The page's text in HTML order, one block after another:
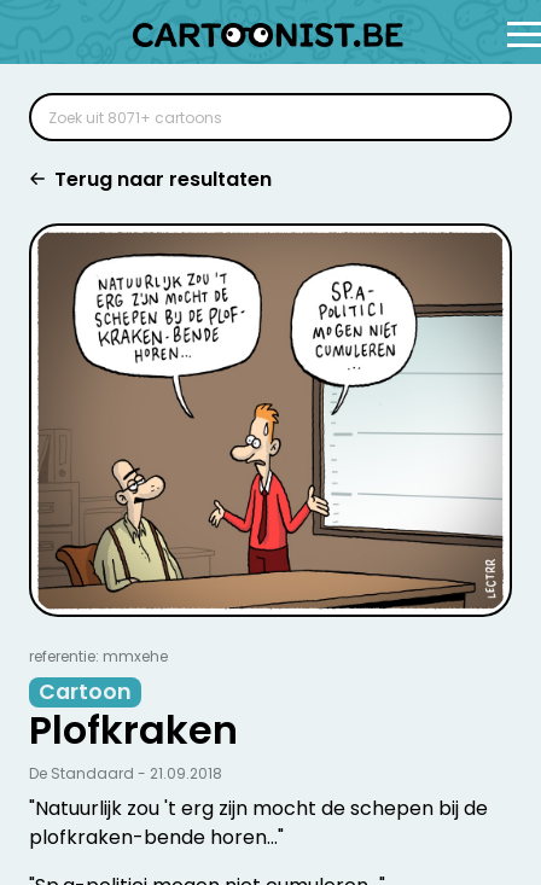
Terug naar resultaten
referentie: mmxehe
Cartoon
Plofkraken
"Natuurlijk zou 't erg zijn mocht de schepen bij de
plofkraken-bende horen..."
De Standaard - 21.09.2018